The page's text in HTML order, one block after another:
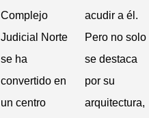
Complejo
Judicial Norte
se ha
convertido en
un centro
acudir a él.
Pero no solo
se destaca
por su
arquitectura,